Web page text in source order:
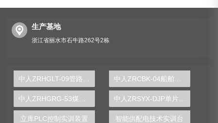
生产基地
浙江省丽水市石牛路262号2栋
立库PLC控制实训装置 智能供配电技术实训台